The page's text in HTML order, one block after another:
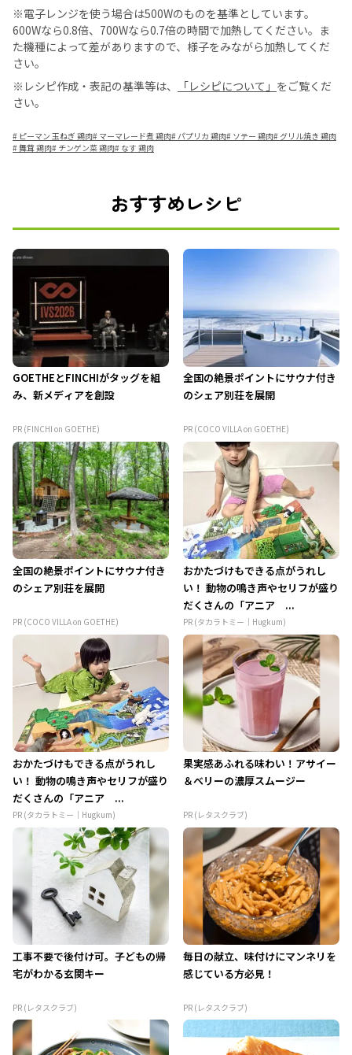
※電子レンジを使う場合は500Wのものを基準としています。
600Wなら0.8倍、700Wなら0.7倍の時間で加熱してください。ま
た機種によって差がありますので、様子をみながら加熱してくだ
さい。
※レシピ作成・表記の基準等は、
「レシピについて」 をご覧くだ
さい。
# ピーマン 玉ねぎ 鶏肉# マーマレード煮 鶏肉#パプリカ 鶏肉# ソテー 鶏肉# グリル焼き 鶏肉
#舞茸 鶏肉# チンゲン菜 鶏肉# なす 鶏肉
おすすめレシピ
GOETHEとFINCHIがタッグを組
み、新メディアを創設
PR (FINCHI on GOETHE)
全国の絶景ポイントにサウナ付き
のシェア別荘を展開
PR (COCO VILLA on GOETHE)
全国の絶景ポイントにサウナ付き
のシェア別荘を展開
PR (COCO VILLA on GOETHE)
おかたづけもできる点がうれし
い！ 動物の鳴き声やセリフが盛り
だくさんの「アニア ...
PR (タカラトミー｜Hugkum)
おかたづけもできる点がうれし
い！ 動物の鳴き声やセリフが盛り
だくさんの「アニア ...
PR (タカラトミー｜Hugkum)
果実感あふれる味わい！アサイー
＆ベリーの濃厚スムージー
PR (レタスクラブ)
工事不要で後付け可。子どもの帰
宅がわかる玄関キー
PR (レタスクラブ)
毎日の献立、味付けにマンネリを
感じている方必見！
PR (レタスクラブ)